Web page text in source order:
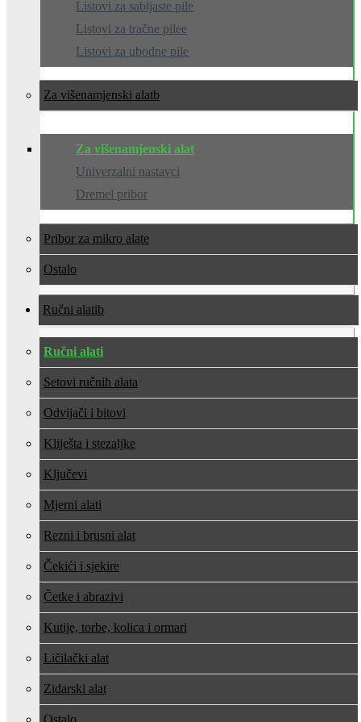
Listovi za sabljaste pile
Listovi za tračne pilee
Listovi za ubodne pile
Za višenamjenski alat
Za višenamjenski alat
Univerzalni nastavci
Dremel pribor
Pribor za mikro alate
Ostalo
Ručni alati
Ručni alati
Setovi ručnih alata
Odvijači i bitovi
Kliješta i stezaljke
Ključevi
Mjerni alati
Rezni i brusni alat
Čekići i sjekire
Četke i abrazivi
Kutije, torbe, kolica i ormari
Ličilački alat
Zidarski alat